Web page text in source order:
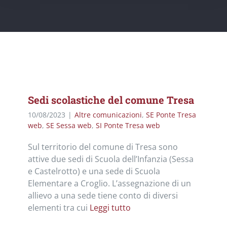
Sedi scolastiche del comune Tresa
10/08/2023 | Altre comunicazioni, SE Ponte Tresa
web, SE Sessa web, SI Ponte Tresa web
Sul territorio del comune di Tresa sono
attive due sedi di Scuola dell’Infanzia (Sessa
e Castelrotto) e una sede di Scuola
Elementare a Croglio. L’assegnazione di un
allievo a una sede tiene conto di diversi
elementi tra cui Leggi tutto